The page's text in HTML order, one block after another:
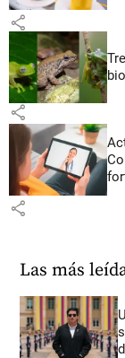
share
share
share
Las más